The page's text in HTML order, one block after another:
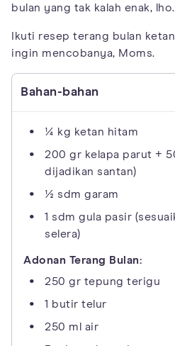
bulan yang tak kalah enak, lho.
Ikuti resep terang bulan
ingin mencobanya, Moms.
Bahan-bahan
¼ kg ketan hitam
200 gr kelapa parut +
dijadikan santan)
½ sdm garam
1 sdm gula pasir
selera)
Adonan Terang Bulan:
250 gr tepung terigu
1 butir telur
250 ml air